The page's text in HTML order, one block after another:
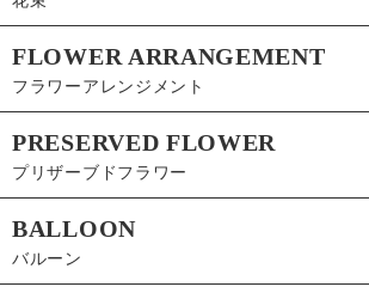
FLOWER ARRANGEMENT
フラワーアレンジメント
PRESERVED FLOWER
プリザーブドフラワー
BALLOON
バルーン